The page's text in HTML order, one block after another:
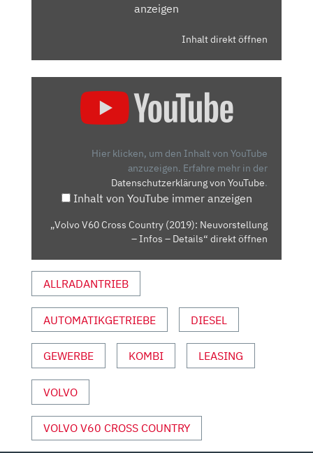
anzeigen
Inhalt direkt öffnen
INFOS
YOUTUBE
ANZEIGEN
Hier klicken, um den Inhalt von YouTube
anzuzeigen. Erfahre mehr in der
Datenschutzerklärung von YouTube.
Inhalt von YouTube immer anzeigen
„Volvo V60 Cross Country (2019): Neuvorstellung
– Infos – Details“ direkt öffnen
ALLRADANTRIEB
AUTOMATIKGETRIEBE DIESEL
GEWERBE KOMBI LEASING
VOLVO
VOLVO V60 CROSS COUNTRY